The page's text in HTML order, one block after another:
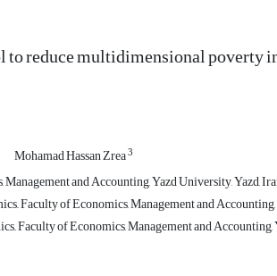
to reduce multidimensional poverty
Mohamad Hassan Zrea3
and Accounting, Yazd University, Yazd,
Faculty of Economics, Management and
Faculty of Economics, Management and